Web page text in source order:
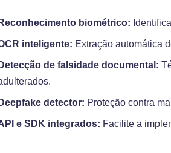
biométrico:
inteligente: Extração automática
de falsidade documental:
detector: Proteção contra
e SDK integrados: Facilite a